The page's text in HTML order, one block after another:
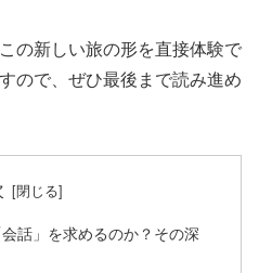
の新しい旅の形を直接体験で
ので、ぜひ最後まで読み進め
話」を求めるのか？その深